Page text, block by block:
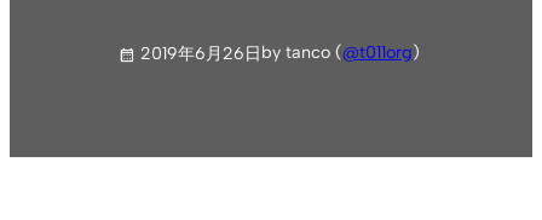
2019年6月26日by tanco (@t011org)